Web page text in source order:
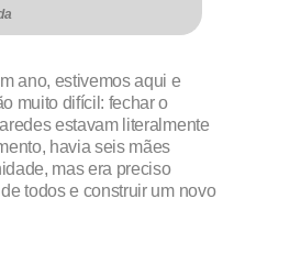
ano, estivemos aqui e
muito difícil: fechar o
estavam literalmente
havia seis mães
mas era preciso
todos e construir um novo